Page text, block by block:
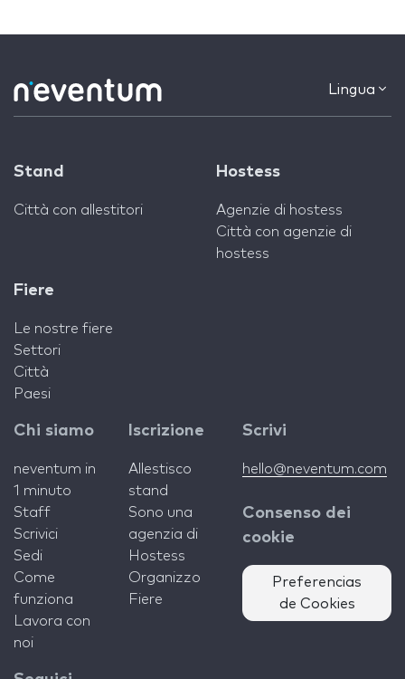
Lingua
Stand
Città con allestitori
Hostess
Agenzie di hostess
Città con agenzie di
hostess
Fiere
Le nostre fiere
Settori
Città
Paesi
Chi siamo
neventum in
1 minuto
Staff
Scrivici
Sedi
Come
funziona
Lavora con
noi
Iscrizione
Allestisco
stand
Sono una
agenzia di
Hostess
Organizzo
Fiere
Scrivi
hello@neventum.com
Consenso dei
cookie
Preferencias
de Cookies